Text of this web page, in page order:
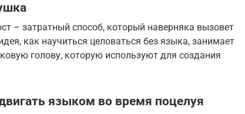
– затратный способ, который наверняка вызовет
как научиться целоваться без языка, занимает
голову, которую используют для создания
языком во время поцелуя